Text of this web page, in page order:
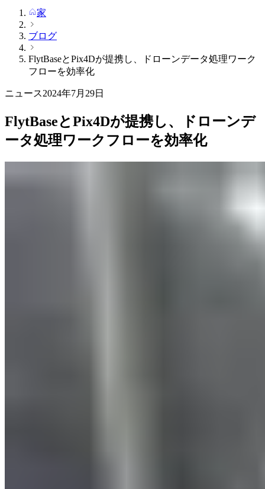
家
ブログ
FlytBaseとPix4Dが提携し、ドローンデータ処理ワーク
フローを効率化
ニュース2024年7月29日
FlytBaseとPix4Dが提携し、ドローンデ
ータ処理ワークフローを効率化